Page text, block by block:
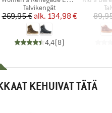
Tuoteryhmä
Talvikengät
Hinta
269,95 € Alennettu hinta
alk. 134,98 €
4,4(8)
KEHUIVAT TÄTÄ